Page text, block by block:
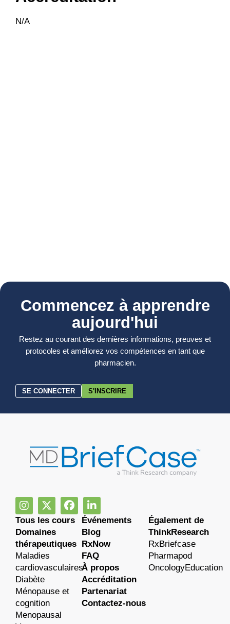
N/A
Commencez à apprendre
aujourd'hui
Restez au courant des dernières informations, preuves et
protocoles et améliorez vos compétences en tant que
pharmacien.
SE CONNECTER S'INSCRIRE
Tous les cours
Domaines
thérapeutiques
Maladies
cardiovasculaires
Diabète
Ménopause et
cognition
Menopausal
Événements
Blog
RxNow
FAQ
À propos
Accréditation
Partenariat
Contactez-nous
Également de
ThinkResearch
RxBriefcase
Pharmapod
OncologyEducation